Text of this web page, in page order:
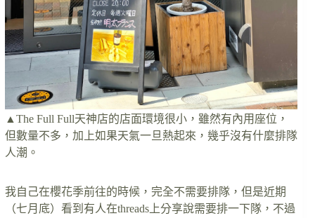
▲The Full Full天神店的店面環境很小，雖然有內用座位，
但數量不多，加上如果天氣一旦熱起來，幾乎沒有什麼排隊
人潮。
我自己在櫻花季前往的時候，完全不需要排隊，但是近期
（七月底）看到有人在threads上分享說需要排一下隊，不過